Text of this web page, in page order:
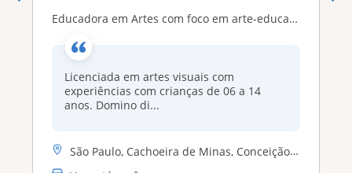
Educadora em Artes com foco em arte-educação
Licenciada em artes visuais com
experiências com crianças de 06 a 14
anos. Domino di...
São Paulo, Cachoeira de Minas, Conceição dos Ouros, Piranguinho, Pouso...